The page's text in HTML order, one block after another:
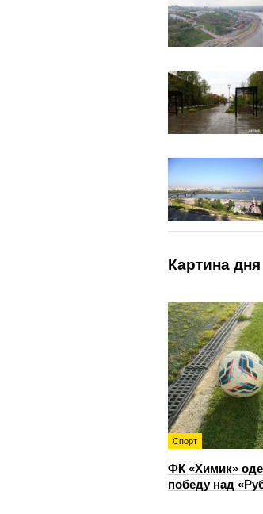
Картина дня
Спорт
ФК «Химик»
победу над